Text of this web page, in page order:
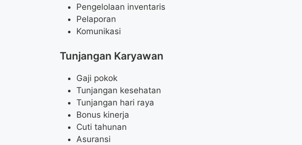
Pengelolaan inventaris
Pelaporan
Komunikasi
Tunjangan Karyawan
Gaji pokok
Tunjangan kesehatan
Tunjangan hari raya
Bonus kinerja
Cuti tahunan
Asuransi